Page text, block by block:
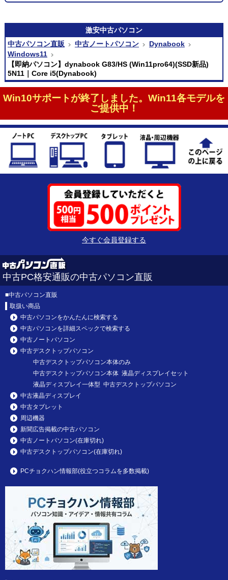
激安中古パソコン
中古パソコン直販
中古ノートパソコン
Dynabook
Windows11
【即納パソコン】dynabook G83/HS (Win11pro64)(SSD新品)
5N11｜Core i5(Dynabook)
Win10サポートが終了しました。Win11各モデルを
ご提供中！
今すぐ会員登録する
中古PC格安通販の中古パソコン直販
■中古パソコン直販
取扱い商品
中古パソコンをかんたんに検索する
中古パソコンを詳細スペックで検索する
中古ノートパソコン
中古デスクトップパソコン
中古デスクトップパソコン本体のみ
中古デスクトップパソコン本体 液晶ディスプレイセット
液晶ディスプレイ一体型 中古デスクトップパソコン
中古液晶ディスプレイ
中古タブレット
周辺機器
新聞広告掲載の中古パソコン
中古ノートパソコン(在庫切れ)
中古デスクトップパソコン(在庫切れ)
PCチョクハン情報部(役立つコラムを多数掲載)